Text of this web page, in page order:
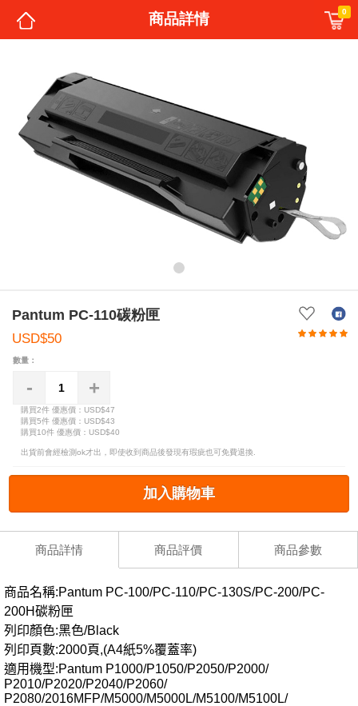
商品詳情 0
Pantum PC-110碳粉匣
USD$50
數量：
- +
購買2件優惠價：USD$47
購買5件優惠價：USD$43
購買10件優惠價：USD$40
出貨前會經檢測ok才出，即使收到商品後發現有瑕疵也可免費退換.
加入購物車
商品詳情 商品評價 商品參數
商品名稱:Pantum PC-100/PC-110/PC-130S/PC-200/PC-
200H碳粉匣
列印顏色:黑色/Black
列印頁數:2000頁,(A4紙5%覆蓋率)
適用機型:Pantum P1000/P1050/P2050/P2000/
P2010/P2020/P2040/P2060/
P2080/2016MFP/M5000/M5000L/M5100/M5100L/